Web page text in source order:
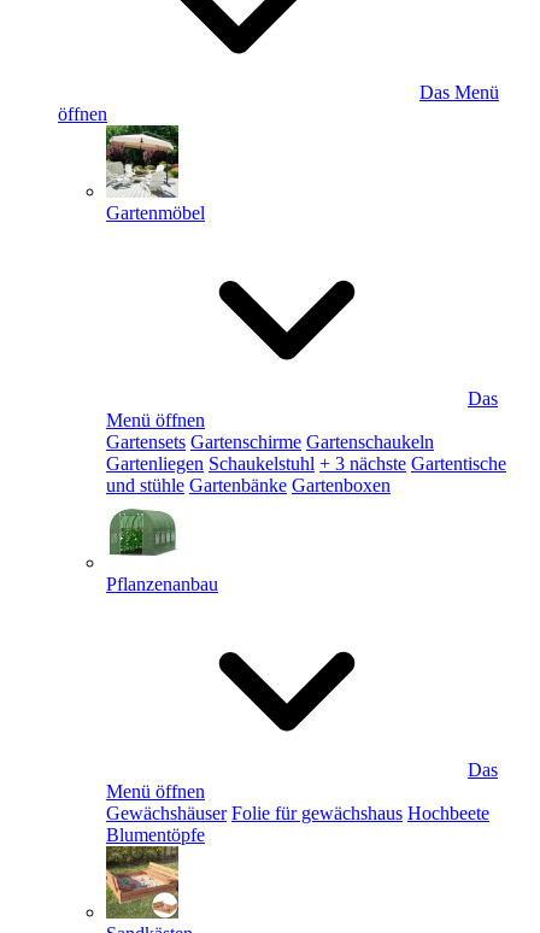
Das Menü
öffnen
Gartenmöbel
Das
Menü öffnen
Gartensets Gartenschirme Gartenschaukeln
Gartenliegen Schaukelstuhl + 3 nächste Gartentische
und stühle Gartenbänke Gartenboxen
Pflanzenanbau
Das
Menü öffnen
Gewächshäuser Folie für gewächshaus Hochbeete
Blumentöpfe